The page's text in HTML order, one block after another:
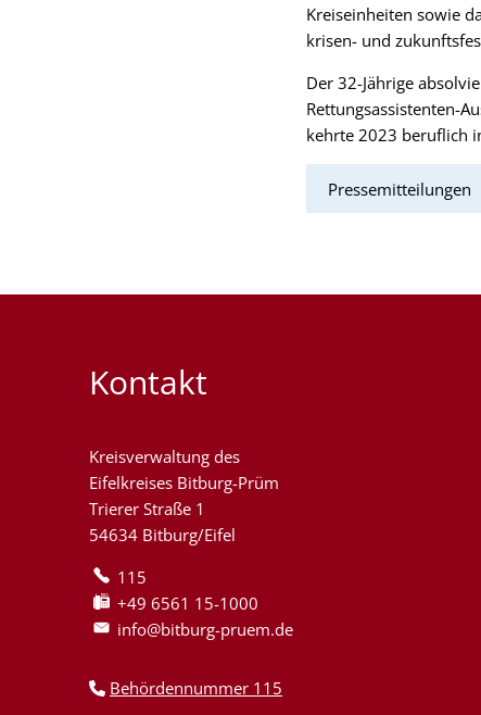
Kreiseinheiten sowie
krisen- und
Der 32-Jährige
Rettungsassistenten-
kehrte 2023 beruflich
Pressemitteilungen
Kontakt
Kreisverwaltung des
Eifelkreises Bitburg-Prüm
Trierer Straße 1
54634 Bitburg/Eifel
115
+49 6561 15-1000
info@bitburg-pruem.de
Behördennummer 115